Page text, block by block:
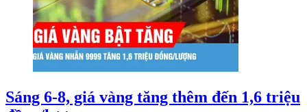
Sáng 6-8, giá vàng tăng thêm đến 1,6 triệu